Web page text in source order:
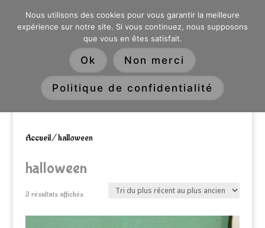
0603176412 - RDV CHEZ SO WATT À SAINT ANDRÉ OU
DANS LA MÉTROPOLE LILLOISE
CRAIENCO@GMAIL.COM
Accueil/ halloween
halloween
3 résultats affichésTrié
du
Nous utilisons des cookies pour vous garantir la meilleure
expérience sur notre site. Si vous continuez, nous supposons
que vous en êtes satisfait.
Ok Non merci
Politique de confidentialité